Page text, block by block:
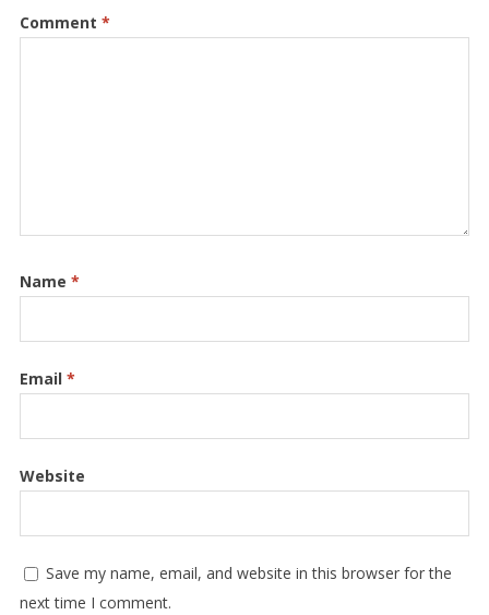
Comment *
Name *
Email *
Website
Save my name, email, and website in this browser for the
next time I comment.